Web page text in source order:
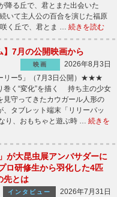
降る丘で、君とまた出会いた
いて主人公の百合を演じた福原
く丘で、君とま … 続きを読む
】7月の公開映画から
映画
2026年8月3日
ーリー5」（7月3日公開）★★★
巻く“変化”を描く 持ち主の少女
見守ってきたカウガール人形の
、タブレット端末「リリーパッ
り、おもちゃと遊ぶ時 … 続きを
が大昆虫展アンバサダーに
ロ研修生から羽化した4匹
先とは
インタビュー
2026年7月31日